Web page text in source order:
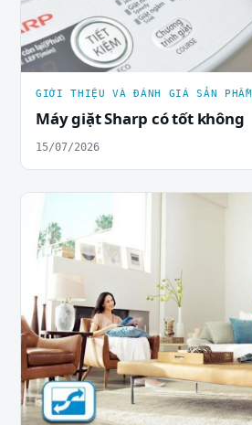
GIỚI THIỆU VÀ ĐÁNH GIÁ SẢN PHẨM
Máy giặt Sharp có tốt không
15/07/2026